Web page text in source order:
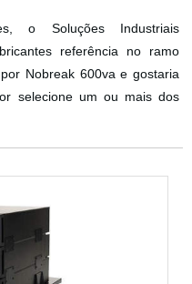
o Soluções Industriais
referência no ramo
Nobreak 600va e gostaria
selecione um ou mais dos